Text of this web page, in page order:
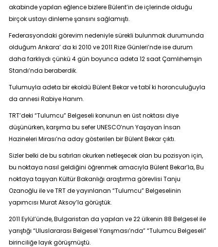
akabinde yapılan eğlence bizlere Bülent’in de içlerinde olduğu
birçok ustayı dinleme şansını sağlamıştı.
Federasyondaki görevim nedeniyle sürekli bulunmak durumunda
olduğum Ankara’ da ki 2010 ve 2011 Rize Günleri’nde ise durum
daha farklıydı çünkü 4 gün boyunca adeta 12 saat Çamlıhemşin
Standı’nda beraberdik.
Tulumuyla adeta bir ekoldü Bülent Bekar ve tabî ki horonculuğuyla
da annesi Rabiye Hanım.
TRT’deki “Tulumcu” Belgeseli konunun en üst noktası diye
düşünürken, karşıma bu seferUNESCO’nun Yaşayan İnsan
Hazineleri Mirası’na aday gösterilen bir Bülent Bekar çıktı.
Sizler belki de bu satırları okurken netleşecek olan bu pozisyon için,
bu noktaya nasıl geldiğini öğrenmek amacıyla Bülent Bekar’la, Bu
noktaya taşıyan Kültür Bakanlığı araştırma görevlisi Tanju
Ozanoğlu ileve TRT de yayınlanan “Tulumcu” Belgeselinin
yapımcısı Murat Aksoy’la görüştük.
2011 Eylül’ünde, Bulgaristan da yapılan ve 22 ülkenin 88 Belgesel ile
yarıştığı “Uluslararası Belgesel Yarışması’nda” “Tulumcu Belgeseli”
birinciliğe layık görüşmüştü.